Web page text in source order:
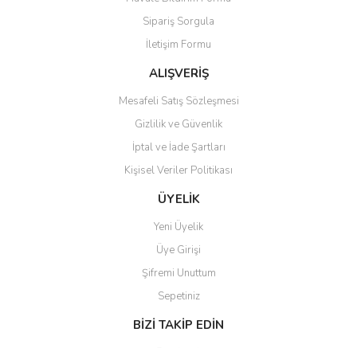
Ürün bilgilerinde hatalar bulunuyor.
Ürün fiyatı diğer sitelerden daha pahalı.
Bu ürüne benzer farklı alternatifler olmalı.
Gönder
Sipariş Sorgula
İletişim Formu
ALIŞVERİŞ
Mesafeli Satış Sözleşmesi
Gizlilik ve Güvenlik
İptal ve İade Şartları
Kişisel Veriler Politikası
ÜYELİK
Yeni Üyelik
Üye Girişi
Şifremi Unuttum
Sepetiniz
BİZİ TAKİP EDİN